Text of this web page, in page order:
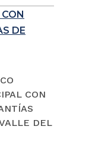
DE
CON
DEL